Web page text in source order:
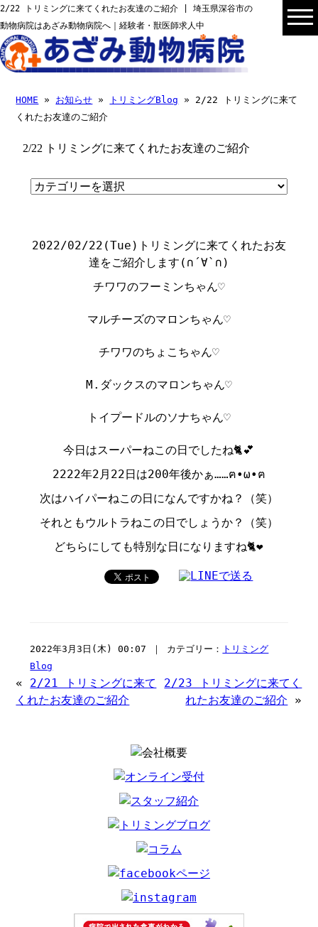
2/22 トリミングに来てくれたお友達のご紹介 | 埼玉県深谷市の
動物病院はあざみ動物病院へ｜経験者・獣医師求人中
HOME » お知らせ » トリミングBlog » 2/22 トリミングに来て
くれたお友達のご紹介
2/22 トリミングに来てくれたお友達のご紹介
2022/02/22(Tue) トリミングに来てくれたお友
達をご紹介します ( ∩ ´∀` ∩ )
チワワのフーミンちゃん♡
マルチーズのマロンちゃん♡
チワワのちょこちゃん♡
M.ダックスのマロンちゃん♡
トイプードルのソナちゃん♡
今日はスーパーねこの日でしたね🐈💕
2222年2月22日は200年後かぁ……ฅ•ω•ฅ
次はハイパーねこの日になんですかね？（笑）
それともウルトラねこの日でしょうか？（笑）
どちらにしても特別な日になりますね🐈❤️
2022年3月3日(木) 00:07 ｜ カテゴリー： トリミング
Blog
« 2/21 トリミングに来て
くれたお友達のご紹介
2/23 トリミングに来てく
れたお友達のご紹介 »